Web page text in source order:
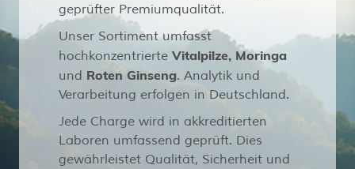
geprüfter Premiumqualität.
Unser Sortiment umfasst
hochkonzentrierte Vitalpilze, Moringa
und Roten Ginseng. Analytik und
Verarbeitung erfolgen in Deutschland.
Jede Charge wird in akkreditierten
Laboren umfassend geprüft. Dies
gewährleistet Qualität, Sicherheit und